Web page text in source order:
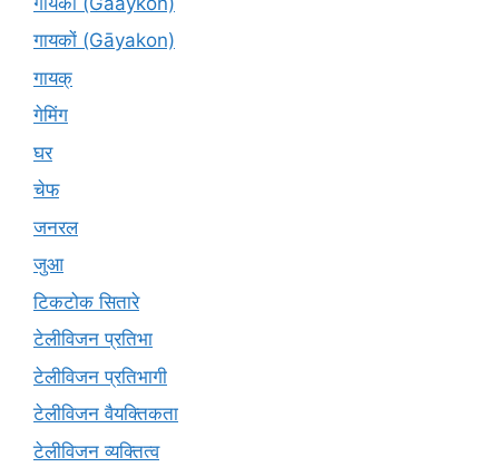
गायकों (Gāyakon)
गायक्
गेमिंग
घर
चेफ
जनरल
जुआ
टिकटोक सितारे
टेलीविजन प्रतिभा
टेलीविजन प्रतिभागी
टेलीविजन वैयक्तिकता
टेलीविजन व्यक्तित्व